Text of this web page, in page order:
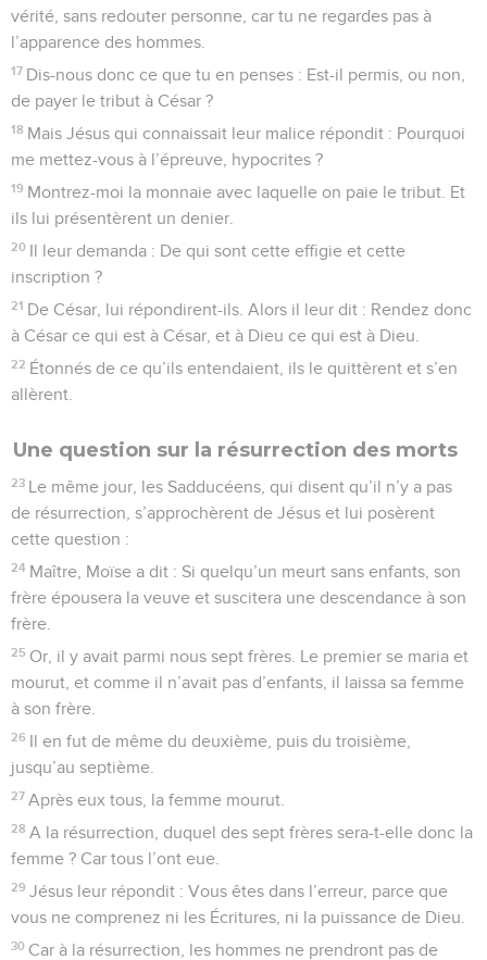
vérité, sans redouter personne, car tu ne regardes pas à
l’apparence des hommes.
17 Dis-nous donc ce que tu en penses : Est-il permis, ou non,
de payer le tribut à César ?
18 Mais Jésus qui connaissait leur malice répondit : Pourquoi
me mettez-vous à l’épreuve, hypocrites ?
19 Montrez-moi la monnaie avec laquelle on paie le tribut. Et
ils lui présentèrent un denier.
20 Il leur demanda : De qui sont cette effigie et cette
inscription ?
21 De César, lui répondirent-ils. Alors il leur dit : Rendez donc
à César ce qui est à César, et à Dieu ce qui est à Dieu.
22 Étonnés de ce qu’ils entendaient, ils le quittèrent et s’en
allèrent.
Une question sur la résurrection des morts
23 Le même jour, les Sadducéens, qui disent qu’il n’y a pas
de résurrection, s’approchèrent de Jésus et lui posèrent
cette question :
24 Maître, Moïse a dit : Si quelqu’un meurt sans enfants, son
frère épousera la veuve et suscitera une descendance à son
frère.
25 Or, il y avait parmi nous sept frères. Le premier se maria et
mourut, et comme il n’avait pas d’enfants, il laissa sa femme
à son frère.
26 Il en fut de même du deuxième, puis du troisième,
jusqu’au septième.
27 Après eux tous, la femme mourut.
28 A la résurrection, duquel des sept frères sera-t-elle donc la
femme ? Car tous l’ont eue.
29 Jésus leur répondit : Vous êtes dans l’erreur, parce que
vous ne comprenez ni les Écritures, ni la puissance de Dieu.
30 Car à la résurrection, les hommes ne prendront pas de